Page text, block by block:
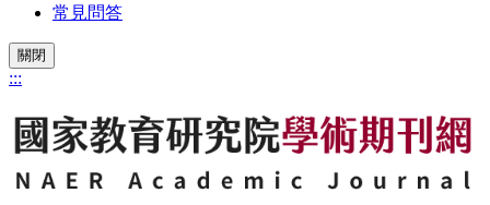
常見問答
關閉
:::